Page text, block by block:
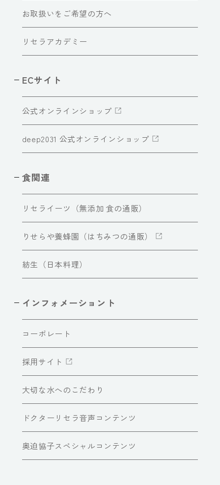
お取扱いをご希望の方へ
リセラアカデミー
ECサイト
公式オンラインショップ
deep2031 公式オンラインショップ
食関連
リセライーツ（無添加 食の通販）
りせらや養蜂園（はちみつの通販）
紡生（日本料理）
インフォメーショント
コーポレート
採用サイト
大切な水へのこだわり
ドクターリセラ音声コンテンツ
奥迫協子スペシャルコンテンツ